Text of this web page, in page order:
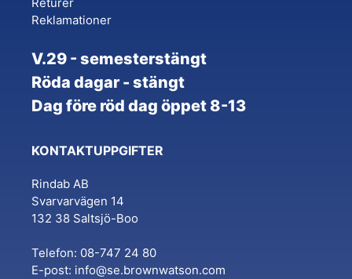
Returer
Reklamationer
V.29 - semesterstängt
Röda dagar - stängt
Dag före röd dag öppet 8-13
KONTAKTUPPGIFTER
Rindab AB
Svarvarvägen 14
132 38 Saltsjö-Boo
Telefon: 08-747 24 80
E-post: info@se.brownwatson.com